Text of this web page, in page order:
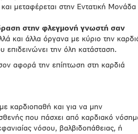
μεταφέρεται στην Εντατική Μονάδα
στην φλεγμονή γνωστή σαν
και άλλα όργανα με κύριο την
επιδεινώνει την όλη κατάσταση.
αφορά την επίπτωση στη καρδιά
καρδιοπαθή και για να μην
που πάσχει από καρδιακό
νόσου, βαλβιδοπάθειας, ή